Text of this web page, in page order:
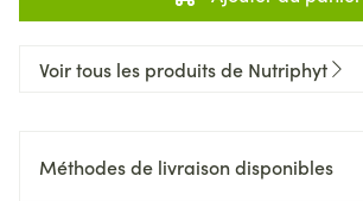
Voir tous les produits de Nutriphyt
Méthodes de livraison disponibles